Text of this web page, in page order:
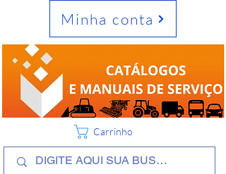
Minha conta
Carrinho